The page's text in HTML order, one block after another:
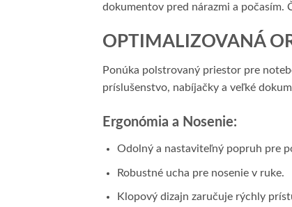
dokumentov pred nárazmi a počasím.
OPTIMALIZOVANÁ
Ponúka polstrovaný priestor pre
príslušenstvo, nabíjačky a veľké
Ergonómia a Nosenie:
Odolný a nastaviteľný popruh pre
Robustné ucha pre nosenie v ruke.
Klopový dizajn zaručuje rýchly